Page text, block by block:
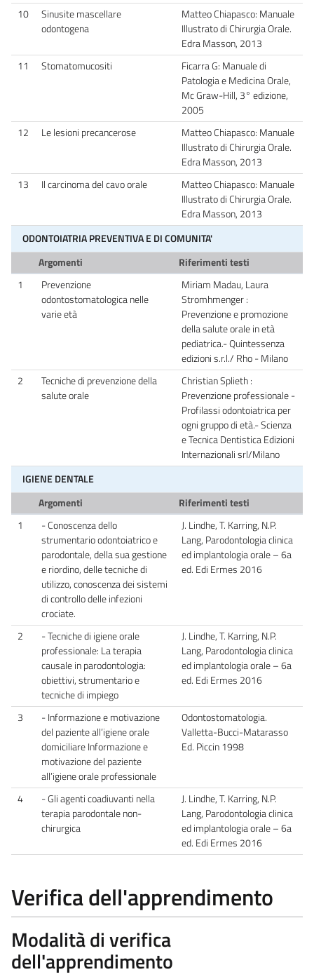
10
Sinusite mascellare
odontogena
Matteo Chiapasco: Manuale
Illustrato di Chirurgia Orale.
Edra Masson, 2013
11
Stomatomucositi
Ficarra G: Manuale di
Patologia e Medicina Orale,
Mc Graw-Hill, 3° edizione,
2005
12
Le lesioni precancerose
Matteo Chiapasco: Manuale
Illustrato di Chirurgia Orale.
Edra Masson, 2013
13
Il carcinoma del cavo orale
Matteo Chiapasco: Manuale
Illustrato di Chirurgia Orale.
Edra Masson, 2013
ODONTOIATRIA PREVENTIVA E DI COMUNITA'
Argomenti
Riferimenti testi
1
Prevenzione
odontostomatologica nelle
varie età
Miriam Madau, Laura
Stromhmenger :
Prevenzione e promozione
della salute orale in età
pediatrica.- Quintessenza
edizioni s.r.l./ Rho - Milano
2
Tecniche di prevenzione della
salute orale
Christian Splieth :
Prevenzione professionale -
Profilassi odontoiatrica per
ogni gruppo di età.- Scienza
e Tecnica Dentistica Edizioni
Internazionali srl/Milano
IGIENE DENTALE
Argomenti
Riferimenti testi
1
- Conoscenza dello
strumentario odontoiatrico e
parodontale, della sua gestione
e riordino, delle tecniche di
utilizzo, conoscenza dei sistemi
di controllo delle infezioni
crociate.
J. Lindhe, T. Karring, N.P.
Lang, Parodontologia clinica
ed implantologia orale – 6a
ed. Edi Ermes 2016
2
- Tecniche di igiene orale
professionale: La terapia
causale in parodontologia:
obiettivi, strumentario e
tecniche di impiego
J. Lindhe, T. Karring, N.P.
Lang, Parodontologia clinica
ed implantologia orale – 6a
ed. Edi Ermes 2016
3
- Informazione e motivazione
del paziente all’igiene orale
domiciliare Informazione e
motivazione del paziente
all’igiene orale professionale
Odontostomatologia.
Valletta-Bucci-Matarasso
Ed. Piccin 1998
4
- Gli agenti coadiuvanti nella
terapia parodontale non-
chirurgica
J. Lindhe, T. Karring, N.P.
Lang, Parodontologia clinica
ed implantologia orale – 6a
ed. Edi Ermes 2016
Verifica dell'apprendimento
Modalità di verifica
dell'apprendimento